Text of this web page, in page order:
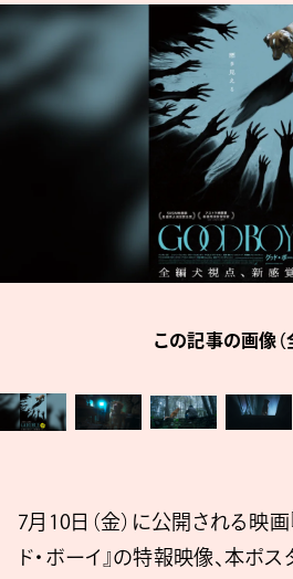
この記事の画像（
7月10日（金）に公開される映画
ド・ボーイ』の特報映像、本ポ